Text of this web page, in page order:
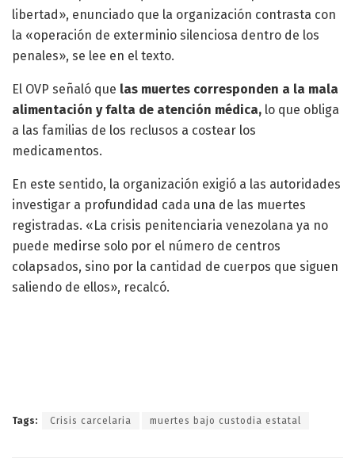
libertad», enunciado que la organización contrasta con
la «operación de exterminio silenciosa dentro de los
penales», se lee en el texto.
El OVP señaló que las muertes corresponden a la mala
alimentación y falta de atención médica, lo que obliga
a las familias de los reclusos a costear los
medicamentos.
En este sentido, la organización exigió a las autoridades
investigar a profundidad cada una de las muertes
registradas. «La crisis penitenciaria venezolana ya no
puede medirse solo por el número de centros
colapsados, sino por la cantidad de cuerpos que siguen
saliendo de ellos», recalcó.
Tags: Crisis carcelaria muertes bajo custodia estatal